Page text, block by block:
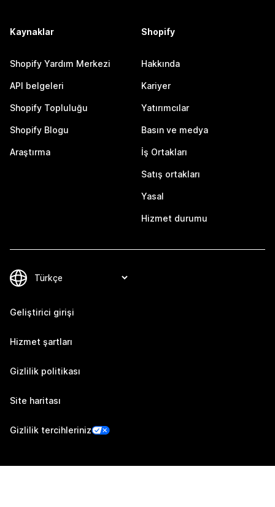
Kaynaklar
Shopify Yardım Merkezi
API belgeleri
Shopify Topluluğu
Shopify Blogu
Araştırma
Shopify
Hakkında
Kariyer
Yatırımcılar
Basın ve medya
İş Ortakları
Satış ortakları
Yasal
Hizmet durumu
Geliştirici girişi
Hizmet şartları
Gizlilik politikası
Site haritası
Gizlilik tercihleriniz